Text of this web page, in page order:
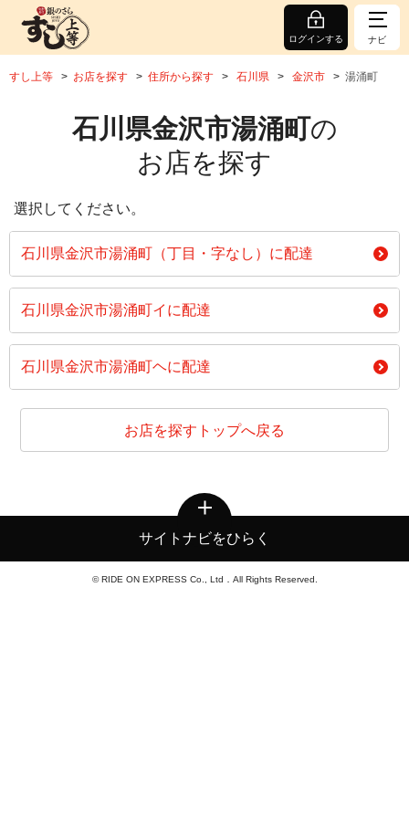
ログインする ナビ
すし上等 お店を探す 住所から探す 石川県 金沢市 湯涌町
石川県金沢市湯涌町の
お店を探す
選択してください。
石川県金沢市湯涌町（丁目・字なし）に配達
石川県金沢市湯涌町イに配達
石川県金沢市湯涌町ヘに配達
お店を探すトップへ戻る
サイトナビをひらく
© RIDE ON EXPRESS Co., Ltd．All Rights Reserved.